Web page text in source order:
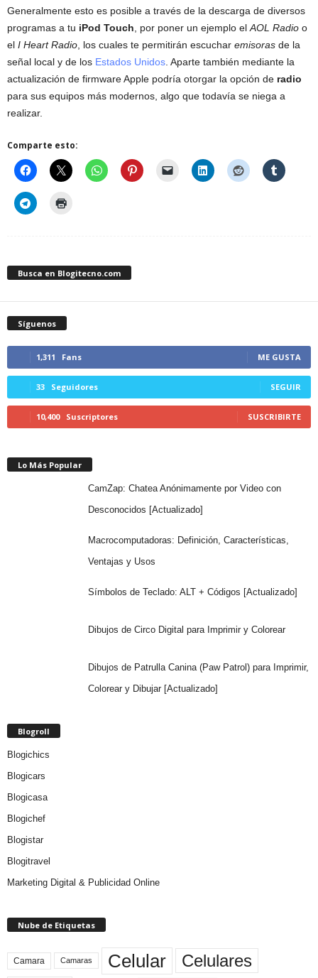
Generalmente esto es posible a través de la descarga de diversos
programas a tu iPod Touch , por poner un ejemplo el AOL Radio o
el I Heart Radio , los cuales te permitirán escuchar emisoras de la
señal local y de los Estados Unidos . Aparte también mediante la
actualización de firmware Apple podría otorgar la opción de radio
para sus equipos más modernos, algo que todavía se niega a
realizar.
Comparte esto:
Busca en Blogitecno.com
Síguenos
1,311 Fans ME GUSTA
33 Seguidores SEGUIR
10,400 Suscriptores SUSCRIBIRTE
Lo Más Popular
CamZap: Chatea Anónimamente por Video con
Desconocidos [Actualizado]
Macrocomputadoras: Definición, Características,
Ventajas y Usos
Símbolos de Teclado: ALT + Códigos [Actualizado]
Dibujos de Circo Digital para Imprimir y Colorear
Dibujos de Patrulla Canina (Paw Patrol) para Imprimir,
Colorear y Dibujar [Actualizado]
Blogroll
Blogichics
Blogicars
Blogicasa
Blogichef
Blogistar
Blogitravel
Marketing Digital & Publicidad Online
Nube de Etiquetas
Camara Camaras Celular Celulares